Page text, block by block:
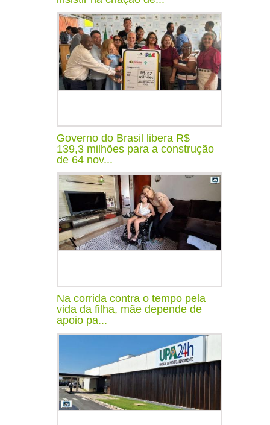
Governo do Brasil libera R$
139,3 milhões para a construção
de 64 nov...
Na corrida contra o tempo pela
vida da filha, mãe depende de
apoio pa...